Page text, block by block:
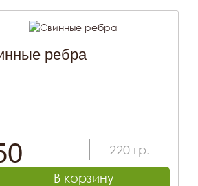
ребра
220 гр.
В корзину